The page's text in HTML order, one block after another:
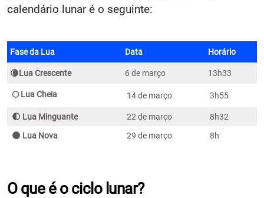
calendário lunar é o seguinte:
Fase da Lua Data Horário
🌘Lua Crescente 6 de março 13h33
🌕 Lua Cheia 14 de março 3h55
🌓 Lua Minguante 22 de março
8h32
🌑 Lua Nova
29 de março 8h
O que é o ciclo lunar?